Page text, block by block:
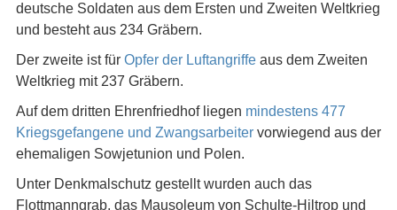
deutsche Soldaten aus dem Ersten und Zweiten Weltkrieg
und besteht aus 234 Gräbern.
Der zweite ist für Opfer der Luftangriffeaus dem Zweiten
Weltkrieg mit 237 Gräbern.
Auf dem dritten Ehrenfriedhof liegen mindestens 477
Kriegsgefangene und Zwangsarbeitervorwiegend aus der
ehemaligen Sowjetunion und Polen.
Unter Denkmalschutz gestellt wurden auch das
Flottmanngrab, das Mausoleum von Schulte-Hiltrop und